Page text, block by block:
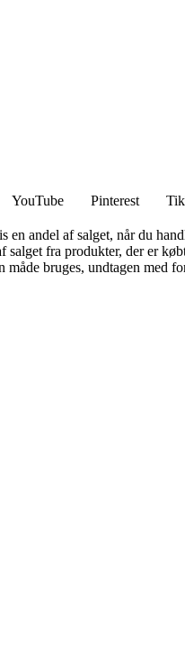
YouTube Pinterest
andel af salget, når du
fra produkter, der er
måde bruges, undtagen med